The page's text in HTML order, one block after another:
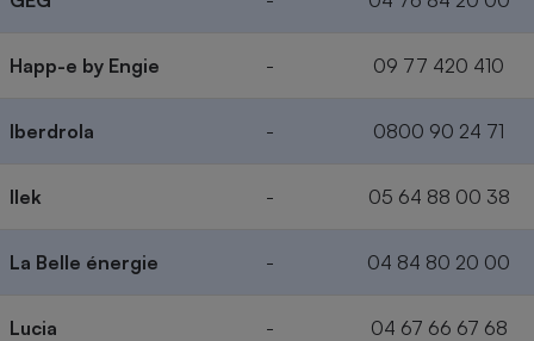
Happ-e by Engie - 09 77 420 410
Iberdrola - 0800 90 24 71
Ilek - 05 64 88 00 38
La Belle énergie - 04 84 80 20 00
Lucia - 04 67 66 67 68